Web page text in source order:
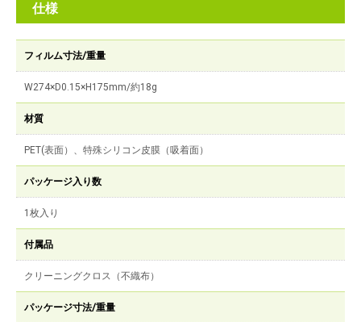
仕様
フィルム寸法/重量
W274×D0.15×H175mm/約18g
材質
PET(表面）、特殊シリコン皮膜（吸着面）
パッケージ入り数
1枚入り
付属品
クリーニングクロス（不織布）
パッケージ寸法/重量